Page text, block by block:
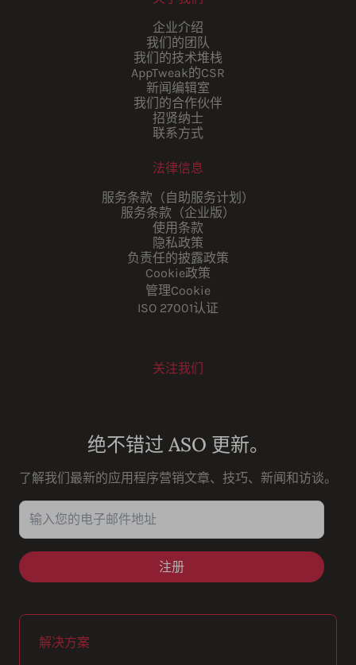
企业介绍
我们的团队
我们的技术堆栈
AppTweak的CSR
新闻编辑室
我们的合作伙伴
招贤纳士
联系方式
法律信息
服务条款（自助服务计划）
服务条款（企业版）
使用条款
隐私政策
负责任的披露政策
Cookie政策
管理Cookie
ISO 27001认证
关注我们
绝不错过 ASO 更新。
了解我们最新的应用程序营销文章、技巧、新闻和访谈。
输入您的电子邮件地址
解决方案